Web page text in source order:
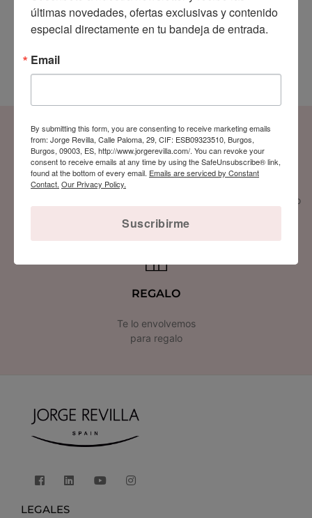
ENVÍOS PAGO SEGURO
Compra y paga 100% seguro
REGALO
Te lo envolvemos
para regalo
LEGALES
últimas novedades, ofertas exclusivas y contenido
especial directamente en tu bandeja de entrada.
Email
By submitting this form, you are consenting to receive marketing emails
from: Jorge Revilla, Calle Paloma, 29, CIF: ESB09323510, Burgos,
Burgos, 09003, ES, http://www.jorgerevilla.com/. You can revoke your
consent to receive emails at any time by using the SafeUnsubscribe® link,
found at the bottom of every email. Emails are serviced by Constant
Contact. Our Privacy Policy.
Suscribirme